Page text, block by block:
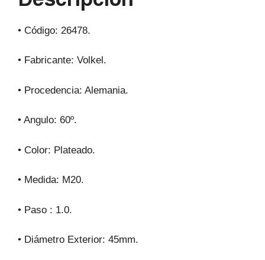
• Código: 26478.
• Fabricante: Volkel.
• Procedencia: Alemania.
• Angulo: 60º.
• Color: Plateado.
• Medida: M20.
• Paso : 1.0.
• Diámetro Exterior: 45mm.